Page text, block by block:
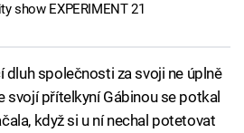
show EXPERIMENT 21
společnosti za svoji ne úplně
svojí přítelkyní Gábinou se potkal
když si u ní nechal potetovat